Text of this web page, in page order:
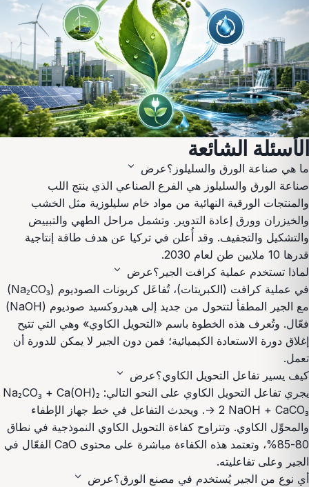
الأسئلة الشائعة
ما هي صناعة الورق والسليلوز؟عرض expand_more
صناعة الورق والسليلوز هي الفرع الصناعي الذي ينتج اللب
والمنتجات الورقية النهائية من مواد خام سليلوزية مثل الخشب
والخيزران وورق إعادة التدوير. وتشمل مراحل الطهي والتبييض
والتشكيل والتجفيف. وقد أُعلن في تركيا عن هدف طاقة إنتاجية
قدرها 10 ملايين طن لعام 2030.
لماذا تستخدم عملية كرافت الجير؟عرض expand_more
في عملية كرافت (الكبريتات)، تُفاعَل كربونات الصوديوم (Na₂CO₃)
مع الجير المطفأ لتتحول من جديد إلى هيدروكسيد صوديوم (NaOH)
فعّال. وتُعرف هذه الخطوة باسم «التحويل الكاوي» وهي التي تتيح
إغلاق دورة الاستعادة الكيميائية؛ فمن دون الجير لا يمكن للدورة أن
تعمل.
كيف يسير تفاعل التحويل الكاوي؟عرض expand_more
يجري تفاعل التحويل الكاوي على النحو التالي: Na₂CO₃ + Ca(OH)₂
→ 2 NaOH + CaCO₃. ويحدث التفاعل في خط جهاز الإطفاء
والمحوِّل الكاوي. وتتراوح كفاءة التحويل الكاوي النموذجية في نطاق
80-85%، وتعتمد هذه الكفاءة مباشرة على محتوى CaO الفعّال في
الجير وعلى تفاعليته.
أي نوع من الجير يُستخدم في مصنع الورق؟عرض expand_more